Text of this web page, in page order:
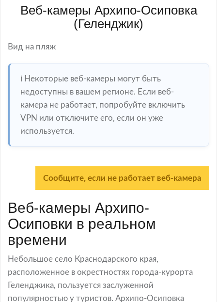
Веб-камеры Архипо-Осиповка
(Геленджик)
Вид на пляж
ℹ️ Некоторые веб-камеры могут быть
недоступны в вашем регионе. Если веб-
камера не работает, попробуйте включить
VPN или отключите его, если он уже
используется.
Сообщите, если не работает веб-камера
Веб-камеры Архипо-
Осиповки в реальном
времени
Небольшое село Краснодарского края,
расположенное в окрестностях города-курорта
Геленджика, пользуется заслуженной
популярностью у туристов. Архипо-Осиповка